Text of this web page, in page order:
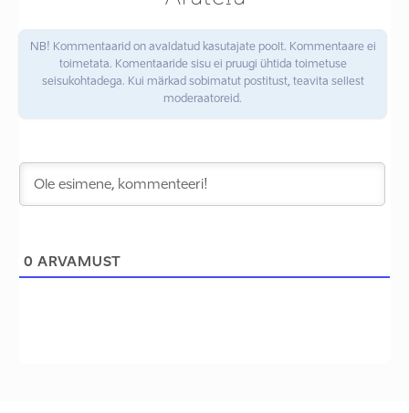
NB! Kommentaarid on avaldatud kasutajate poolt. Kommentaare ei
toimetata. Komentaaride sisu ei pruugi ühtida toimetuse
seisukohtadega. Kui märkad sobimatut postitust, teavita sellest
moderaatoreid.
0 ARVAMUST